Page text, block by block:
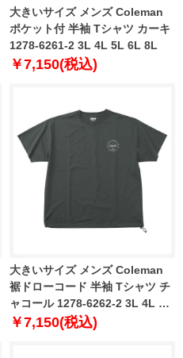
大きいサイズ メンズ Coleman
ポケット付 半袖 Tシャツ カーキ
1278-6261-2 3L 4L 5L 6L 8L
￥7,150(税込)
大きいサイズ メンズ Coleman
裾ドローコード 半袖 Tシャツ チ
ャコール 1278-6262-2 3L 4L 5L
6L 8L
￥7,150(税込)